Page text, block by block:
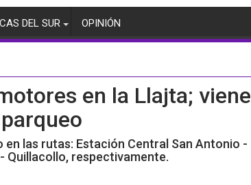
DEL SUR OPINIÓN
en la Llajta; viene
en las rutas: Estación Central San Antonio -
Quillacollo, respectivamente.